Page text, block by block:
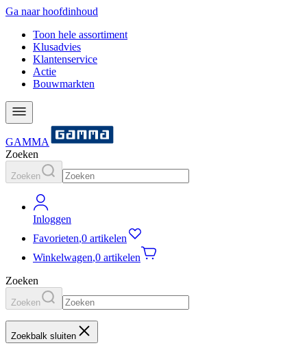
Ga naar hoofdinhoud
Toon hele assortiment
Klusadvies
Klantenservice
Actie
Bouwmarkten
GAMMA
Zoeken
Zoeken
Inloggen
Favorieten,0 artikelen
Winkelwagen,0 artikelen
Zoeken
Zoeken
Zoekbalk sluiten